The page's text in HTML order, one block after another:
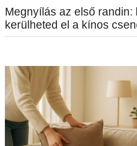
Megnyílás az első randin:
kerülheted el a kínos